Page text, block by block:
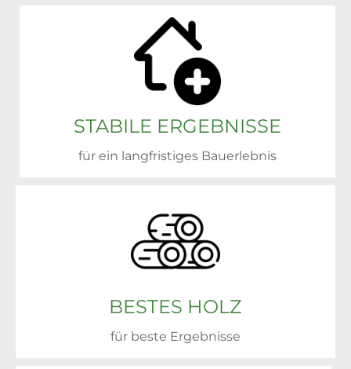
STABILE ERGEBNISSE
für ein langfristiges Bauerlebnis
BESTES HOLZ
für beste Ergebnisse